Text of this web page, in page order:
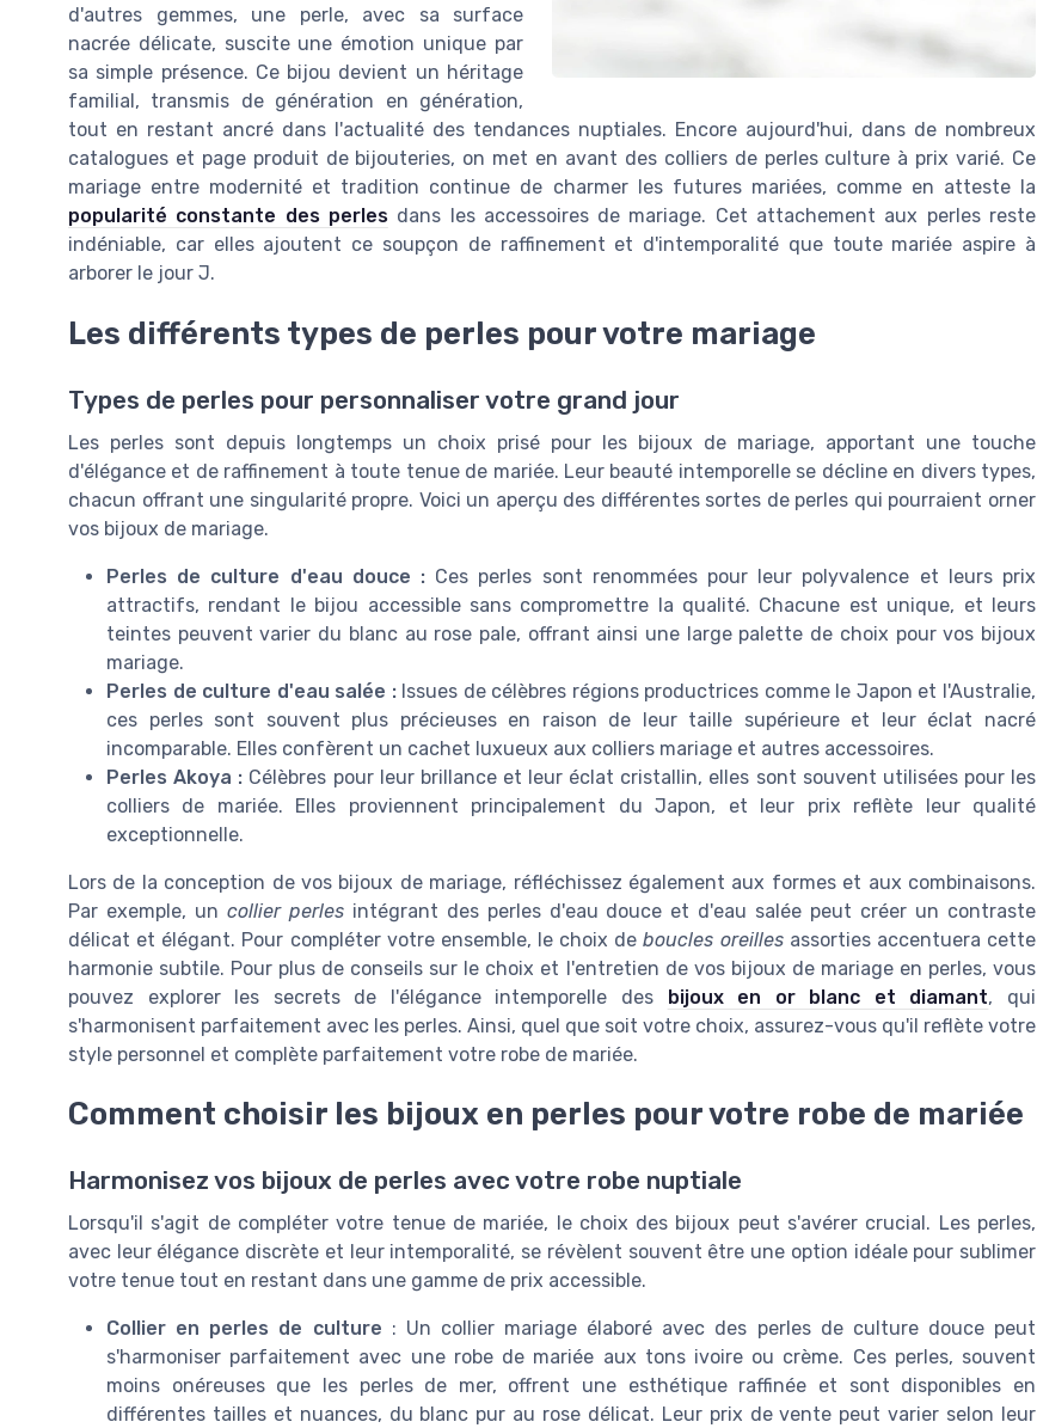
d'autres gemmes, une perle, avec sa surface
nacrée délicate, suscite une émotion unique par
sa simple présence. Ce bijou devient un héritage
familial, transmis de génération en génération,
tout en restant ancré dans l'actualité des tendances nuptiales. Encore aujourd'hui, dans de nombreux
catalogues et page produit de bijouteries, on met en avant des colliers de perles culture à prix varié. Ce
mariage entre modernité et tradition continue de charmer les futures mariées, comme en atteste la
popularité constante des perlesdans les accessoires de mariage. Cet attachement aux perles reste
indéniable, car elles ajoutent ce soupçon de raffinement et d'intemporalité que toute mariée aspire à
arborer le jour J.
Les différents types de perles pour votre mariage
Types de perles pour personnaliser votre grand jour
Les perles sont depuis longtemps un choix prisé pour les bijoux de mariage, apportant une touche
d'élégance et de raffinement à toute tenue de mariée. Leur beauté intemporelle se décline en divers types,
chacun offrant une singularité propre. Voici un aperçu des différentes sortes de perles qui pourraient orner
vos bijoux de mariage.
Perles de culture d'eau douce : Ces perles sont renommées pour leur polyvalence et leurs prix
attractifs, rendant le bijou accessible sans compromettre la qualité. Chacune est unique, et leurs
teintes peuvent varier du blanc au rose pale, offrant ainsi une large palette de choix pour vos bijoux
mariage.
Perles de culture d'eau salée :Issues de célèbres régions productrices comme le Japon et l'Australie,
ces perles sont souvent plus précieuses en raison de leur taille supérieure et leur éclat nacré
incomparable. Elles confèrent un cachet luxueux aux colliers mariage et autres accessoires.
Perles Akoya : Célèbres pour leur brillance et leur éclat cristallin, elles sont souvent utilisées pour les
colliers de mariée. Elles proviennent principalement du Japon, et leur prix reflète leur qualité
exceptionnelle.
Lors de la conception de vos bijoux de mariage, réfléchissez également aux formes et aux combinaisons.
Par exemple, un collier perlesintégrant des perles d'eau douce et d'eau salée peut créer un contraste
délicat et élégant. Pour compléter votre ensemble, le choix deboucles oreillesassorties accentuera cette
harmonie subtile. Pour plus de conseils sur le choix et l'entretien de vos bijoux de mariage en perles, vous
pouvez explorer les secrets de l'élégance intemporelle des bijoux en or blanc et diamant, qui
s'harmonisent parfaitement avec les perles. Ainsi, quel que soit votre choix, assurez-vous qu'il reflète votre
style personnel et complète parfaitement votre robe de mariée.
Comment choisir les bijoux en perles pour votre robe de mariée
Harmonisez vos bijoux de perles avec votre robe nuptiale
Lorsqu'il s'agit de compléter votre tenue de mariée, le choix des bijoux peut s'avérer crucial. Les perles,
avec leur élégance discrète et leur intemporalité, se révèlent souvent être une option idéale pour sublimer
votre tenue tout en restant dans une gamme de prix accessible.
Collier en perles de culture : Un collier mariage élaboré avec des perles de culture douce peut
s'harmoniser parfaitement avec une robe de mariée aux tons ivoire ou crème. Ces perles, souvent
moins onéreuses que les perles de mer, offrent une esthétique raffinée et sont disponibles en
différentes tailles et nuances, du blanc pur au rose délicat. Leur prix de vente peut varier selon leur